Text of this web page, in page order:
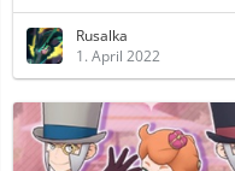
Rusalka
1. April 2022